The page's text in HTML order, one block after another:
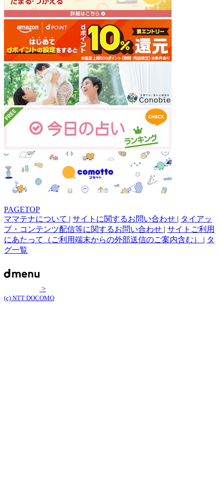
PAGETOP
ママテナについて | サイトに関するお問い合わせ | タイアッ
プ・コンテンツ配信等に関するお問い合わせ | サイトご利用
にあたって（ご利用端末からの外部送信のご案内含む） | タ
グ一覧
>
(c) NTT DOCOMO